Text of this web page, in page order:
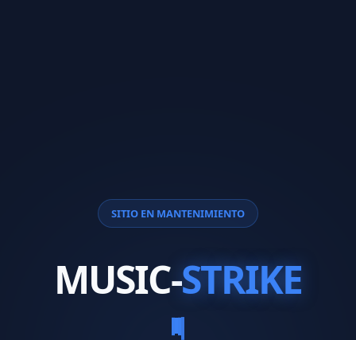
SITIO EN MANTENIMIENTO
MUSIC-STRIKE